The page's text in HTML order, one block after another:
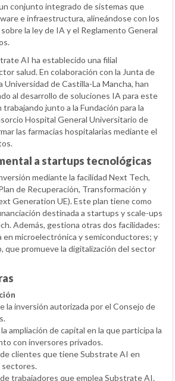
conjunto integrado de sistemas que
e infraestructura, alineándose con los
la ley de IA y el Reglamento General
AI ha establecido una filial
salud. En colaboración con la Junta de
Universidad de Castilla-La Mancha, han
al desarrollo de soluciones IA para este
junto a la Fundación para la
Hospital General Universitario de
las farmacias hospitalarias mediante el
a startups tecnológicas
mediante la facilidad Next Tech,
de Recuperación, Transformación y
Generation UE). Este plan tiene como
destinada a startups y scale-ups
Además, gestiona otras dos facilidades:
en microelectrónica y semiconductores; y
que promueve la digitalización del sector
la inversión autorizada por el Consejo de
ampliación de capital en la que participa la
con inversores privados.
clientes que tiene Substrate AI en
sectores.
trabajadores que emplea Substrate AI.